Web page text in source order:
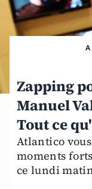
A
Zapping
Manuel
Tout ce
Atlantico
moments
ce lundi